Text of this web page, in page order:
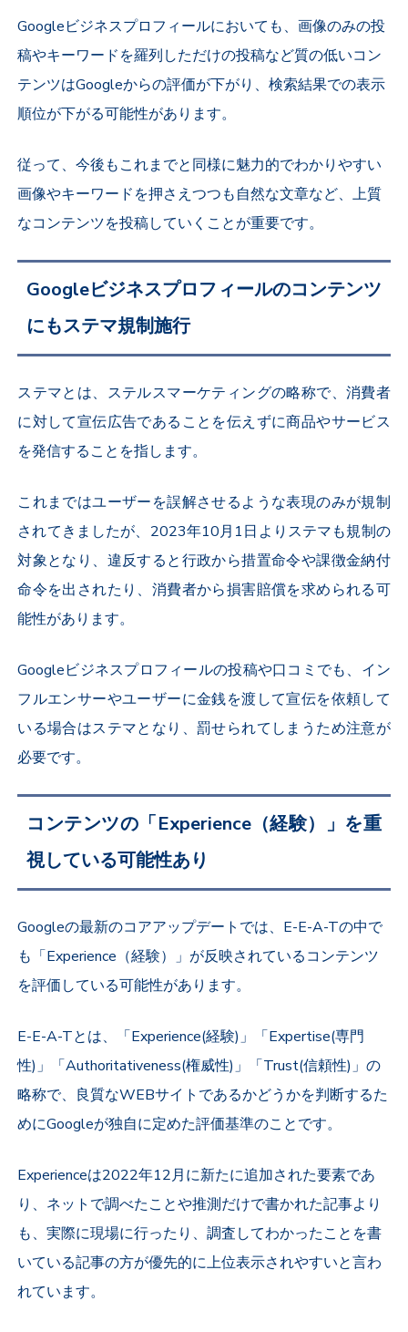
Googleビジネスプロフィールにおいても、画像のみの投
稿やキーワードを羅列しただけの投稿など質の低いコン
テンツはGoogleからの評価が下がり、検索結果での表示
順位が下がる可能性があります。
従って、今後もこれまでと同様に魅力的でわかりやすい
画像やキーワードを押さえつつも自然な文章など、上質
なコンテンツを投稿していくことが重要です。
Googleビジネスプロフィールのコンテンツ
にもステマ規制施行
ステマとは、ステルスマーケティングの略称で、消費者
に対して宣伝広告であることを伝えずに商品やサービス
を発信することを指します。
これまではユーザーを誤解させるような表現のみが規制
されてきましたが、2023年10月1日よりステマも規制の
対象となり 、違反すると行政から措置命令や課徴金納付
命令を出されたり、消費者から損害賠償を求められる可
能性があります。
Googleビジネスプロフィールの投稿や口コミでも、イン
フルエンサーやユーザーに金銭を渡して宣伝を依頼して
いる場合はステマとなり、罰せられてしまうため注意が
必要です。
コンテンツの「Experience（経験）」を重
視している可能性あり
Googleの最新のコアアップデートでは、E-E-A-Tの中で
も「Experience（経験）」が反映されているコンテンツ
を評価している可能性があります。
E-E-A-Tとは、「Experience(経験)」「Expertise(専門
性)」「Authoritativeness(権威性)」「Trust(信頼性)」の
略称で、良質なWEBサイトであるかどうかを判断するた
めにGoogleが独自に定めた評価基準のことです。
Experienceは2022年12月に新たに追加された要素であ
り、ネットで調べたことや推測だけで書かれた記事より
も、実際に現場に行ったり、調査してわかったことを書
いている記事の方が優先的に上位表示されやすいと言わ
れています。